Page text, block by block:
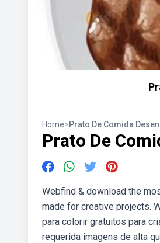
Home>Prato De Comida
Prato De
Webfind & download the
made for creative projects.
para colorir gratuitos para
requerida imagens de alta